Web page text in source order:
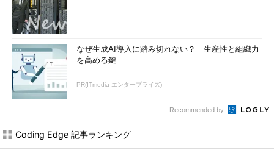
なぜ生成AI導入に踏み切れない？ 生産性と組織力
を高める鍵
PR(ITmedia エンタープライズ)
Recommended by
Coding Edge 記事ランキング